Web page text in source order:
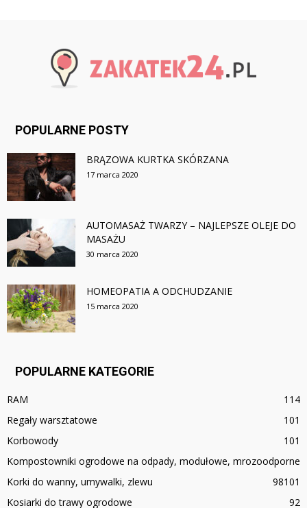
POPULARNE POSTY
BRĄZOWA KURTKA SKÓRZANA
17 marca 2020
AUTOMASAŻ TWARZY – NAJLEPSZE OLEJE DO
MASAŻU
30 marca 2020
HOMEOPATIA A ODCHUDZANIE
15 marca 2020
POPULARNE KATEGORIE
RAM
114
Regały warsztatowe
101
Korbowody
101
Kompostowniki ogrodowe na odpady, modułowe, mrozoodporne
101
Korki do wanny, umywalki, zlewu
98
Kosiarki do trawy ogrodowe
92